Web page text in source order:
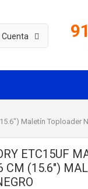
Cuenta
Maletín Toploader
ETC15UF
CM (15.6")